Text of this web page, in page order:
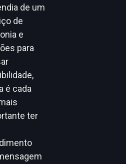
de um
de
e
para
é cada
ter